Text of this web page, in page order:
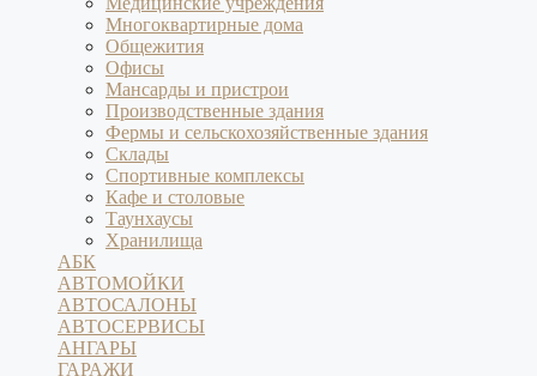
Многоквартирные дома
Общежития
Офисы
Мансарды и пристрои
Производственные здания
Фермы и сельскохозяйственные здания
Склады
Спортивные комплексы
Кафе и столовые
Таунхаусы
Хранилища
АБК
АВТОМОЙКИ
АВТОСАЛОНЫ
АВТОСЕРВИСЫ
АНГАРЫ
ГАРАЖИ